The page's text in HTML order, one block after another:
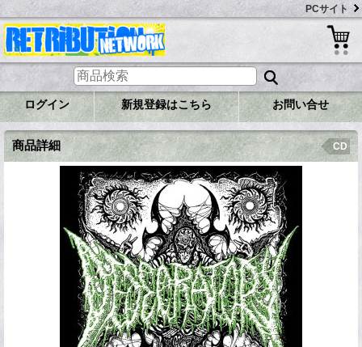
PCサイト
ログイン 新規登録はこちら お問い合せ
商品詳細 CD